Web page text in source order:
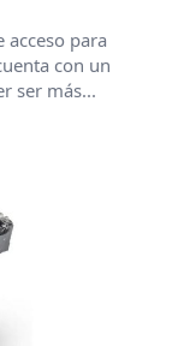
acceso para
con un
ser más...